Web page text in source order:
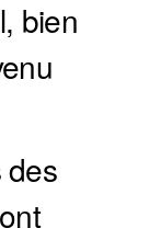
bien
des